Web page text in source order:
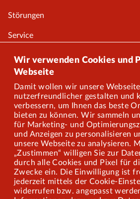
Wir verwenden Cookies und
Webseite
Damit wollen wir unsere Webseite
nutzerfreundlicher gestalten und
verbessern, um Ihnen das beste
bieten zu können. Wir sammeln
für Marketing- und
und Anzeigen zu personalisieren
unsere Webseite zu analysieren.
„Zustimmen“ willigen Sie zur
durch alle Cookies und Pixel für
Zwecke ein. Die Einwilligung ist
jederzeit mittels der Cookie-
widerrufen bzw. angepasst
Störungen
Service
Onlineshop
Über uns
Karriere
Presse
Mitarbeiterportal
Barrierefreiheit